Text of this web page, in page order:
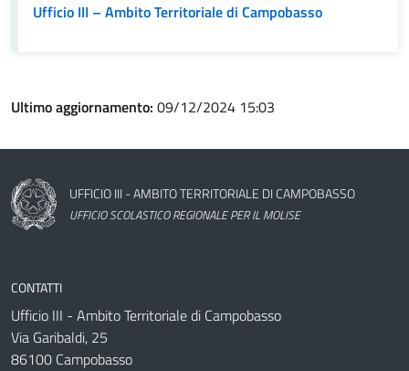
Ufficio III – Ambito Territoriale di Campobasso
Ultimo aggiornamento: 09/12/2024 15:03
Nome dell'amministrazione
UFFICIO III - AMBITO TERRITORIALE DI CAMPOBASSO
UFFICIO SCOLASTICO REGIONALE PER IL MOLISE
CONTATTI
Ufficio III - Ambito Territoriale di Campobasso
Via Garibaldi, 25
86100 Campobasso